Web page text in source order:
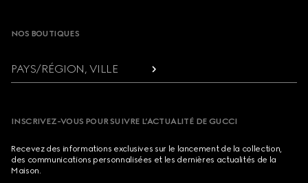
NOS BOUTIQUES
PAYS/RÉGION, VILLE
INSCRIVEZ-VOUS POUR SUIVRE L’ACTUALITÉ DE GUCCI
Recevez des informations exclusives sur le lancement de la collection,
des communications personnalisées et les dernières actualités de la
Maison.